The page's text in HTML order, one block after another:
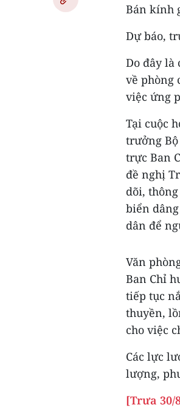
Bán kính
Dự báo,
Do đây là
về phòng
việc ứng
Tại cuộc
trưởng
trực Ban
đề nghị
dõi,
biển
dân để
Văn
Ban Chỉ
tiếp tục
thuyền,
cho việc
Các lực
lượng,
[Trưa 30/